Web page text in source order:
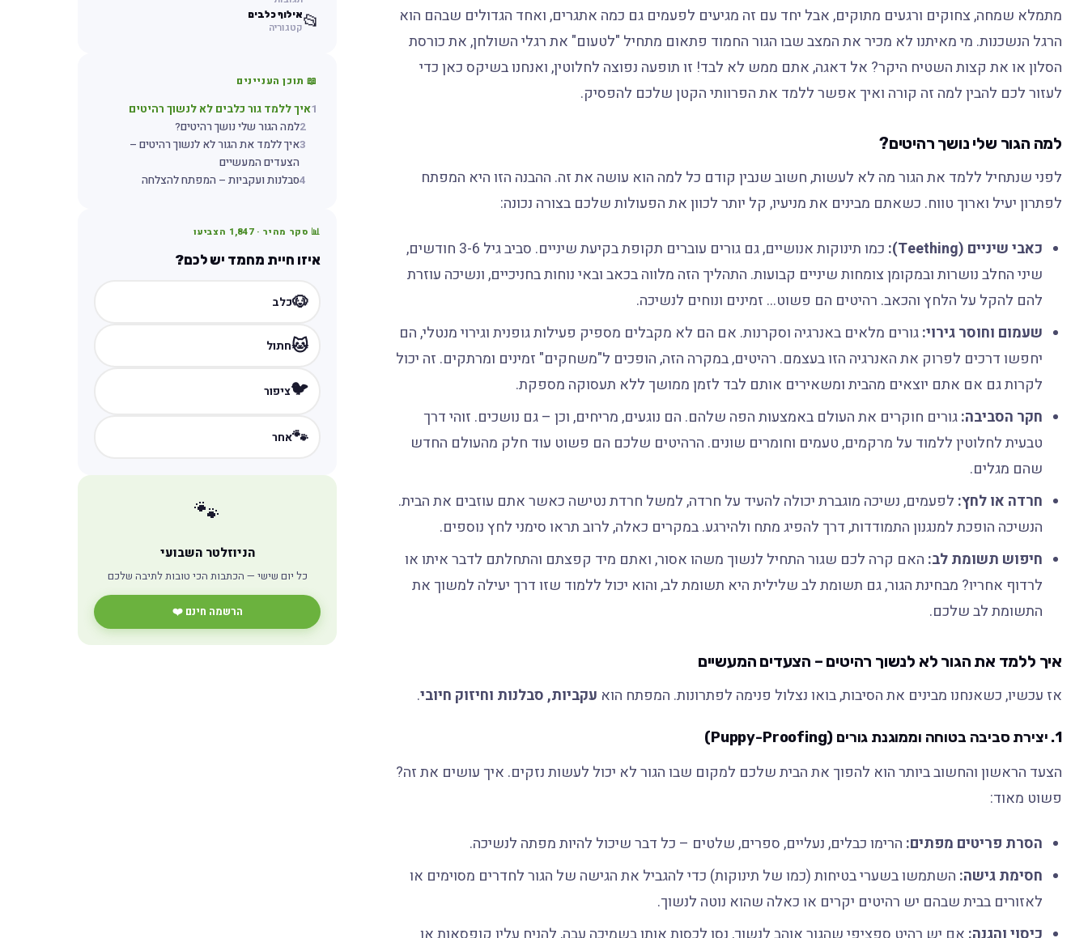
מתמלא שמחה, צחוקים ורגעים מתוקים, אבל יחד עם זה מגיעים לפעמים גם כמה אתגרים, ואחד הגדולים שבהם הוא
הרגל הנשכנות. מי מאיתנו לא מכיר את המצב שבו הגור החמוד פתאום מתחיל "לטעום" את רגלי השולחן, את כורסת
הסלון או את קצות השטיח היקר? אל דאגה, אתם ממש לא לבד! זו תופעה נפוצה לחלוטין, ואנחנו בשיקס כאן כדי
לעזור לכם להבין למה זה קורה ואיך אפשר ללמד את הפרוותי הקטן שלכם להפסיק.
למה הגור שלי נושך רהיטים?
לפני שנתחיל ללמד את הגור מה לא לעשות, חשוב שנבין קודם כל למה הוא עושה את זה. ההבנה הזו היא המפתח
לפתרון יעיל וארוך טווח. כשאתם מבינים את מניעיו, קל יותר לכוון את הפעולות שלכם בצורה נכונה:
כאבי שיניים (Teething):
כמו תינוקות אנושיים, גם גורים עוברים תקופת בקיעת שיניים. סביב גיל 3-6 חודשים,
שיני החלב נושרות ובמקומן צומחות שיניים קבועות. התהליך הזה מלווה בכאב ובאי נוחות בחניכיים, ונשיכה עוזרת
להם להקל על הלחץ והכאב. רהיטים הם פשוט… זמינים ונוחים לנשיכה.
שעמום וחוסר גירוי:גורים מלאים באנרגיה וסקרנות. אם הם לא מקבלים מספיק פעילות גופנית וגירוי מנטלי, הם
יחפשו דרכים לפרוק את האנרגיה הזו בעצמם. רהיטים, במקרה הזה, הופכים ל"משחקים" זמינים ומרתקים. זה יכול
לקרות גם אם אתם יוצאים מהבית ומשאירים אותם לבד לזמן ממושך ללא תעסוקה מספקת.
חקר הסביבה:גורים חוקרים את העולם באמצעות הפה שלהם. הם נוגעים, מריחים, וכן – גם נושכים. זוהי דרך
טבעית לחלוטין ללמוד על מרקמים, טעמים וחומרים שונים. הרהיטים שלכם הם פשוט עוד חלק מהעולם החדש
שהם מגלים.
חרדה או לחץ: לפעמים, נשיכה מוגברת יכולה להעיד על חרדה, למשל חרדת נטישה כאשר אתם עוזבים את הבית.
הנשיכה הופכת למנגנון התמודדות, דרך להפיג מתח ולהירגע. במקרים כאלה, לרוב תראו סימני לחץ נוספים.
חיפוש תשומת לב: האם קרה לכם שגור התחיל לנשוך משהו אסור, ואתם מיד קפצתם והתחלתם לדבר איתו או
לרדוף אחריו? מבחינת הגור, גם תשומת לב שלילית היא תשומת לב, והוא יכול ללמוד שזו דרך יעילה למשוך את
התשומת לב שלכם.
איך ללמד את הגור לא לנשוך רהיטים – הצעדים המעשיים
אז עכשיו, כשאנחנו מבינים את הסיבות, בואו נצלול פנימה לפתרונות. המפתח הוא עקביות, סבלנות וחיזוק חיובי.
1. יצירת סביבה בטוחה וממוגנת גורים (Puppy-Proofing)
הצעד הראשון והחשוב ביותר הוא להפוך את הבית שלכם למקום שבו הגור לא יכול לעשות נזקים. איך עושים את זה?
פשוט מאוד:
הסרת פריטים מפתים: הרימו כבלים, נעליים, ספרים, שלטים – כל דבר שיכול להיות מפתה לנשיכה.
חסימת גישה: השתמשו בשערי בטיחות (כמו של תינוקות) כדי להגביל את הגישה של הגור לחדרים מסוימים או
לאזורים בבית שבהם יש רהיטים יקרים או כאלה שהוא נוטה לנשוך.
📂אילוף כלבים
קטגוריה
📖 תוכן העניינים
1איך ללמד גור כלבים לא לנשוך רהיטים
2למה הגור שלי נושך רהיטים?
3איך ללמד את הגור לא לנשוך רהיטים –
הצעדים המעשיים
4סבלנות ועקביות – המפתח להצלחה
📊 סקר מהיר ·1,847 הצביעו
איזו חיית מחמד יש לכם?
🐶כלב
🐱חתול
🐦ציפור
🐾אחר
🐾
הניוזלטר השבועי
כל יום שישי — הכתבות הכי טובות לתיבה שלכם
הרשמה חינם ❤️